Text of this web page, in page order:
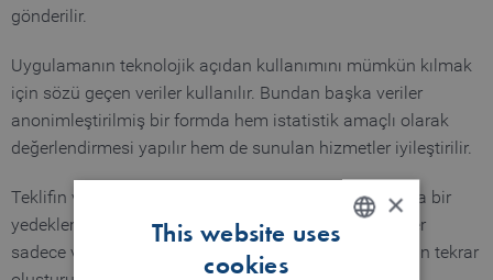
gönderilir.
Uygulamanın teknolojik açıdan kullanımını mümkün kılmak
için sözü geçen veriler kullanılır. Bundan başka veriler
anonimleştirilmiş bir formda hem istatistik amaçlı olarak
değerlendirmesi yapılır hem de sunulan hizmetler iyileştirilir.
Teklifin veri tabanının emniyeti için düzenli aralıklarda bir
yedekleme (emniyet kopyası) gerçekleştirilir. Bu veriler
sadece verilerin kaybolması durumunda veri tabanının tekrar
×
This website uses
cookies